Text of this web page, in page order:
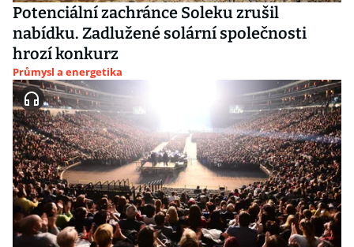
Potenciální zachránce Soleku zrušil
nabídku. Zadlužené solární společnosti
hrozí konkurz
Průmysl a energetika